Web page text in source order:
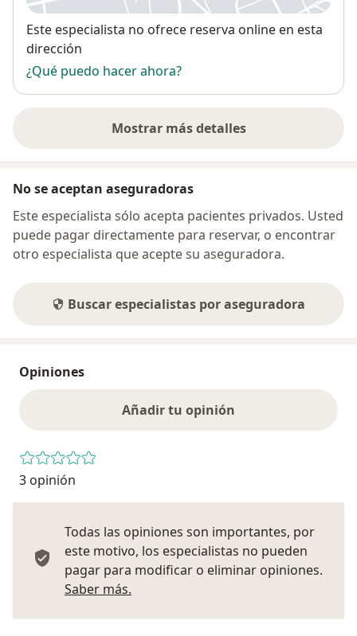
Disponibilidad
Este especialista no ofrece reserva online en esta
dirección
¿Qué puedo hacer ahora?
Mostrar más detalles
sobre la dirección
No se aceptan aseguradoras
Este especialista sólo acepta pacientes privados. Usted
puede pagar directamente para reservar, o encontrar
otro especialista que acepte su aseguradora.
Buscar especialistas por aseguradora
Opiniones
Añadir tu opinión
3 opinión
Todas las opiniones son importantes, por
este motivo, los especialistas no pueden
pagar para modificar o eliminar opiniones.
Saber más.